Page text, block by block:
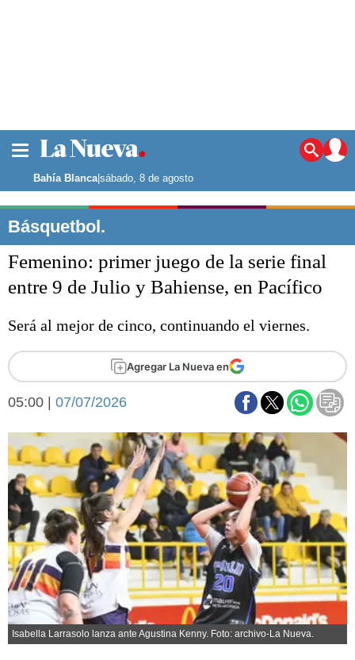
Noticias
La ciudad
Punta Alta
El mundo
Seguridad
Deportes
Escenario Olímpico
Básquetbol
Fútbol
Arte y cultura
Cines
Economía y campo
Economía y finanzas
Con el campo
Espacio empresas
Sociedad y tiempo
libre
Sociedad
Tecnología
Turismo
Salud
Es viral
El tiempo
Bahía Blanca|sábado, 8 de agosto
Básquetbol.
Femenino: primer juego de la serie final
entre 9 de Julio y Bahiense, en Pacífico
Será al mejor de cinco, continuando el viernes.
Agregar La Nueva en
05:00 | 07/07/2026
Isabella Larrasolo lanza ante Agustina Kenny. Foto: archivo-La Nueva.